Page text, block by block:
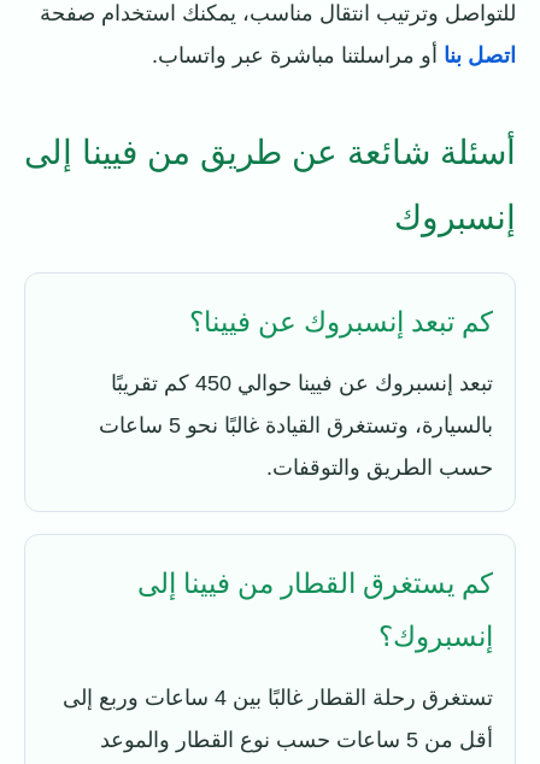
للتواصل وترتيب انتقال مناسب، يمكنك استخدام صفحة
اتصل بنا أو مراسلتنا مباشرة عبر واتساب.
أسئلة شائعة عن طريق من فيينا إلى
إنسبروك
كم تبعد إنسبروك عن فيينا؟
تبعد إنسبروك عن فيينا حوالي 450 كم تقريبًا
بالسيارة، وتستغرق القيادة غالبًا نحو 5 ساعات
حسب الطريق والتوقفات.
كم يستغرق القطار من فيينا إلى
إنسبروك؟
تستغرق رحلة القطار غالبًا بين 4 ساعات وربع إلى
أقل من 5 ساعات حسب نوع القطار والموعد